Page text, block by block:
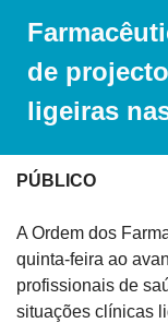
de
ligeiras
PÚBLICO
A Ordem dos
quinta-feira ao
profissionais de
situações clínicas